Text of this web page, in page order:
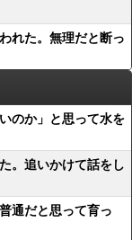
れた。無理だと断っ
のか」と思って水を
。追いかけて話をし
通だと思って育っ